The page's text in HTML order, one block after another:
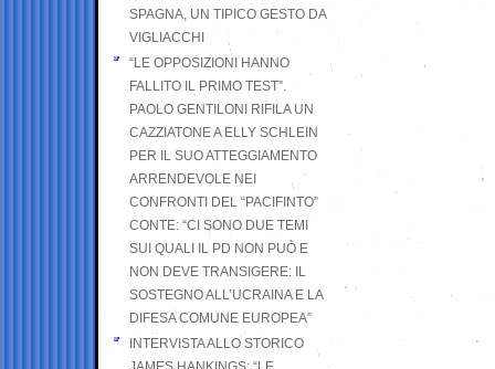
SPAGNA, UN TIPICO GESTO DA
VIGLIACCHI
“LE OPPOSIZIONI HANNO
FALLITO IL PRIMO TEST”.
PAOLO GENTILONI RIFILA UN
CAZZIATONE A ELLY SCHLEIN
PER IL SUO ATTEGGIAMENTO
ARRENDEVOLE NEI
CONFRONTI DEL “PACIFINTO”
CONTE: “CI SONO DUE TEMI
SUI QUALI IL PD NON PUÒ E
NON DEVE TRANSIGERE: IL
SOSTEGNO ALL’UCRAINA E LA
DIFESA COMUNE EUROPEA”
INTERVISTA ALLO STORICO